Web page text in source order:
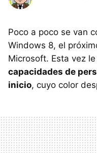
Poco a poco se van
Windows 8, el
Microsoft. Esta vez
capacidades de
inicio, cuyo color